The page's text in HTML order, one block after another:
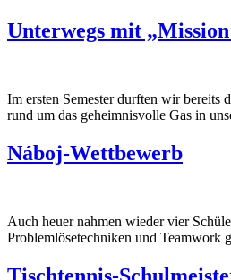
Unterwegs mit „Mission
Im ersten Semester durften wir bereits
rund um das geheimnisvolle Gas in
Náboj-Wettbewerb
Auch heuer nahmen wieder vier
Problemlösetechniken und Teamwork
Tischtennis-